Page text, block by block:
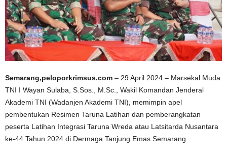
Semarang,peloporkrimsus.com – 29 April 2024 – Marsekal Muda
TNI I Wayan Sulaba, S.Sos., M.Sc., Wakil Komandan Jenderal
Akademi TNI (Wadanjen Akademi TNI), memimpin apel
pembentukan Resimen Taruna Latihan dan pemberangkatan
peserta Latihan Integrasi Taruna Wreda atau Latsitarda Nusantara
ke-44 Tahun 2024 di Dermaga Tanjung Emas Semarang.